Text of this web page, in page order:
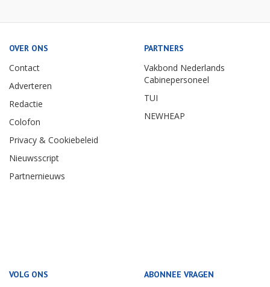
OVER ONS
Contact
Adverteren
Redactie
Colofon
Privacy & Cookiebeleid
Nieuwsscript
Partnernieuws
PARTNERS
Vakbond Nederlands
Cabinepersoneel
TUI
NEWHEAP
VOLG ONS ABONNEE VRAGEN